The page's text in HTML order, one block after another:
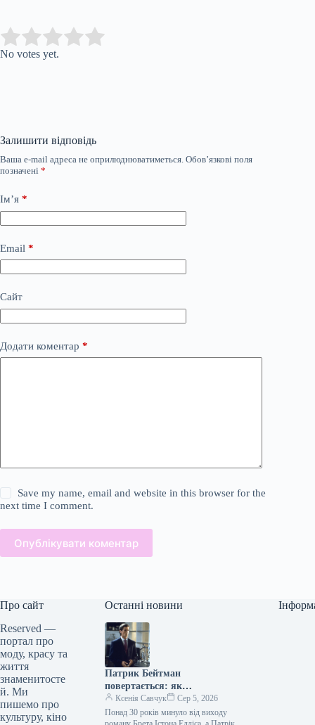
Rate this item:
No votes yet.
Залишити відповідь
Ваша e-mail адреса не оприлюднюватиметься. Обов’язкові поля
позначені *
Ім’я *
Email *
Сайт
Додати коментар *
Save my name, email and website in this browser for the
next time I comment.
Опублікувати коментар
Про сайт
Reserved —
портал про
моду, красу та
життя
знаменитосте
й. Ми
пишемо про
культуру, кіно
Останні новини
Патрик Бейтман
повертається: як
“Американський психопат”
знову надихає модний світ
Ксенія Савчук
Сер 5, 2026
Понад 30 років минуло від виходу